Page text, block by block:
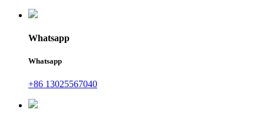
Whatsapp
Whatsapp
+86 13025567040